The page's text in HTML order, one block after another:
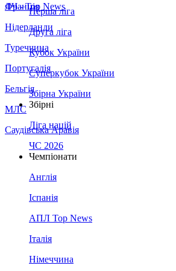
Франція
Нідерланди
Туреччина
Португалія
Бельгія
МЛС
Саудівська Аравія
ЛЧ - Top News
Перша ліга
Друга ліга
Кубок України
Суперкубок України
Збірна України
Збірні
Ліга націй
ЧС 2026
Чемпіонати
Англія
Іспанія
АПЛ Top News
Італія
Німеччина